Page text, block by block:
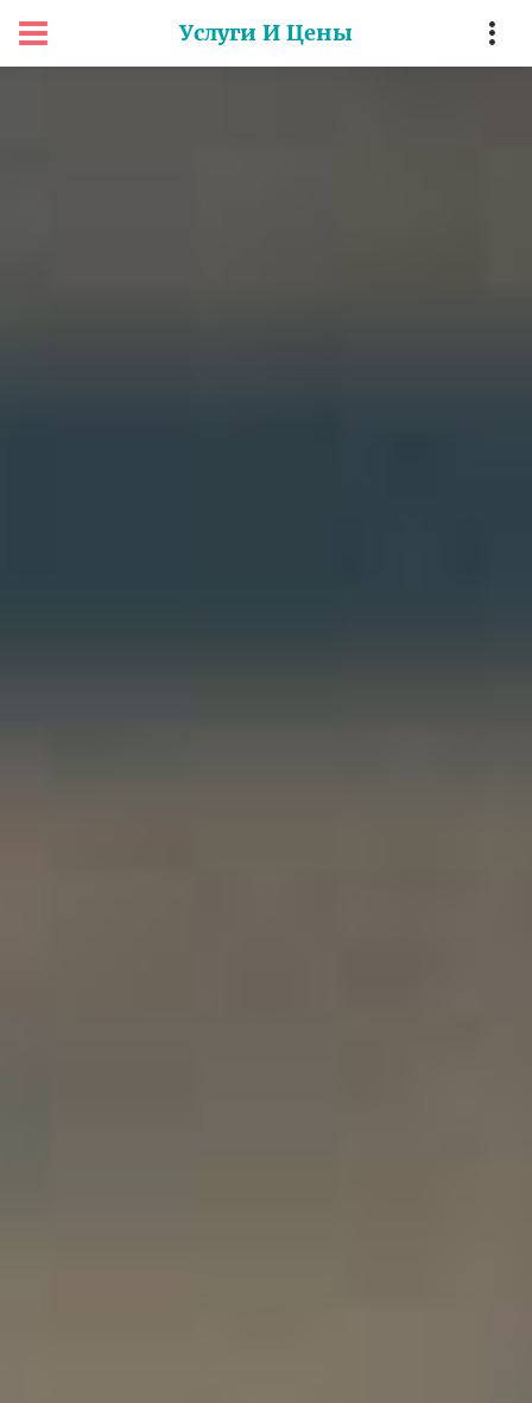
Услуги И Цены